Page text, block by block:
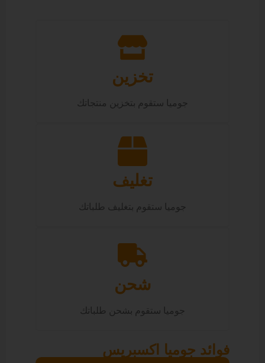
تخزين
جوميا ستقوم بتخزين منتجاتك
تغليف
جوميا ستقوم بتغليف طلباتك
شحن
جوميا ستقوم بشحن طلباتك
فوائد جوميا اكسبريس